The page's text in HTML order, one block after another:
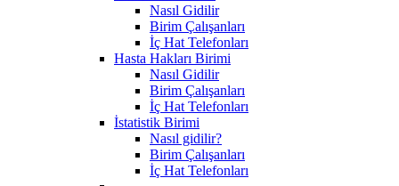
Nasıl Gidilir
Birim Çalışanları
İç Hat Telefonları
Hasta Hakları Birimi
Nasıl Gidilir
Birim Çalışanları
İç Hat Telefonları
İstatistik Birimi
Nasıl gidilir?
Birim Çalışanları
İç Hat Telefonları